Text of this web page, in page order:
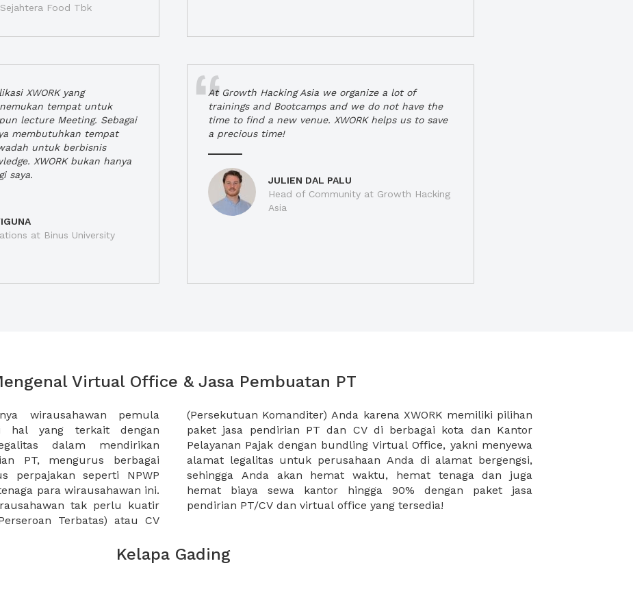
Food Tbk
XWORK yang
tempat untuk
lecture Meeting. Sebagai
membutuhkan tempat
untuk berbisnis
XWORK bukan hanya
saya.
at Binus University
At Growth Hacking Asia we organize a lot of
trainings and Bootcamps and we do not have the
time to find a new venue. XWORK helps us to save
a precious time!
JULIEN DAL PALU
Head of Community at Growth Hacking
Asia
Virtual Office & Jasa Pembuatan PT
wirausahawan pemula
hal yang terkait dengan
dalam mendirikan
PT, mengurus berbagai
perpajakan seperti NPWP
para wirausahawan ini.
tak perlu kuatir
Terbatas) atau CV
XWORK memiliki pilihan
berbagai kota dan Kantor
Office, yakni menyewa
Anda di alamat bergengsi,
hemat tenaga dan juga
90% dengan paket jasa
pendirian PT/CV dan virtual office yang tersedia!
Kelapa Gading